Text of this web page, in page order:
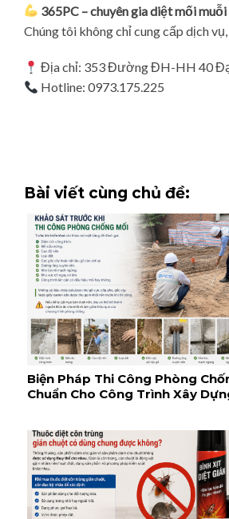
365PC – chuyên gia diệt mối
Chúng tôi không chỉ cung cấp dịch
Địa chỉ: 353 Đường ĐH-HH 40
Hotline: 0973.175.225
Bài viết cùng chủ đề:
Biện Pháp Thi Công Phòng
Chuẩn Cho Công Trình Xây